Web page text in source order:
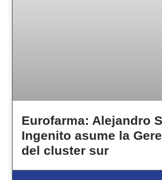
Eurofarma: Alejandro
Ingenito asume la
del cluster sur